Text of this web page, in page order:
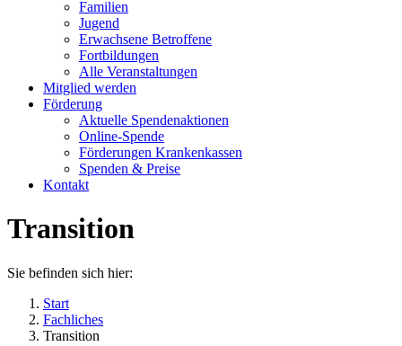
Familien
Jugend
Erwachsene Betroffene
Fortbildungen
Alle Veranstaltungen
Mitglied werden
Förderung
Aktuelle Spendenaktionen
Online-Spende
Förderungen Krankenkassen
Spenden & Preise
Kontakt
Transition
Sie befinden sich hier:
Start
Fachliches
Transition